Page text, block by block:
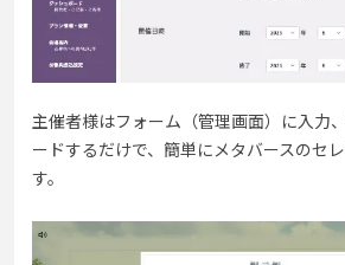
主催者様はフォーム（管理画面）に入力
ードするだけで、簡単にメタバースのセ
す。